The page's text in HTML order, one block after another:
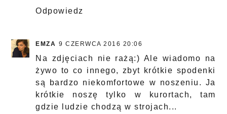
Odpowiedz
EMZA 9 CZERWCA 2016 20:06
Na zdjęciach nie rażą:) Ale wiadomo na
żywo to co innego, zbyt krótkie spodenki
są bardzo niekomfortowe w noszeniu. Ja
krótkie noszę tylko w kurortach, tam
gdzie ludzie chodzą w strojach...